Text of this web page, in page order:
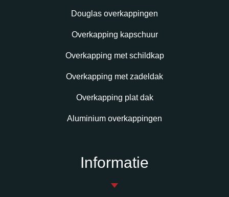
Douglas overkappingen
Overkapping kapschuur
Overkapping met schildkap
Overkapping met zadeldak
Overkapping plat dak
Aluminium overkappingen
Informatie